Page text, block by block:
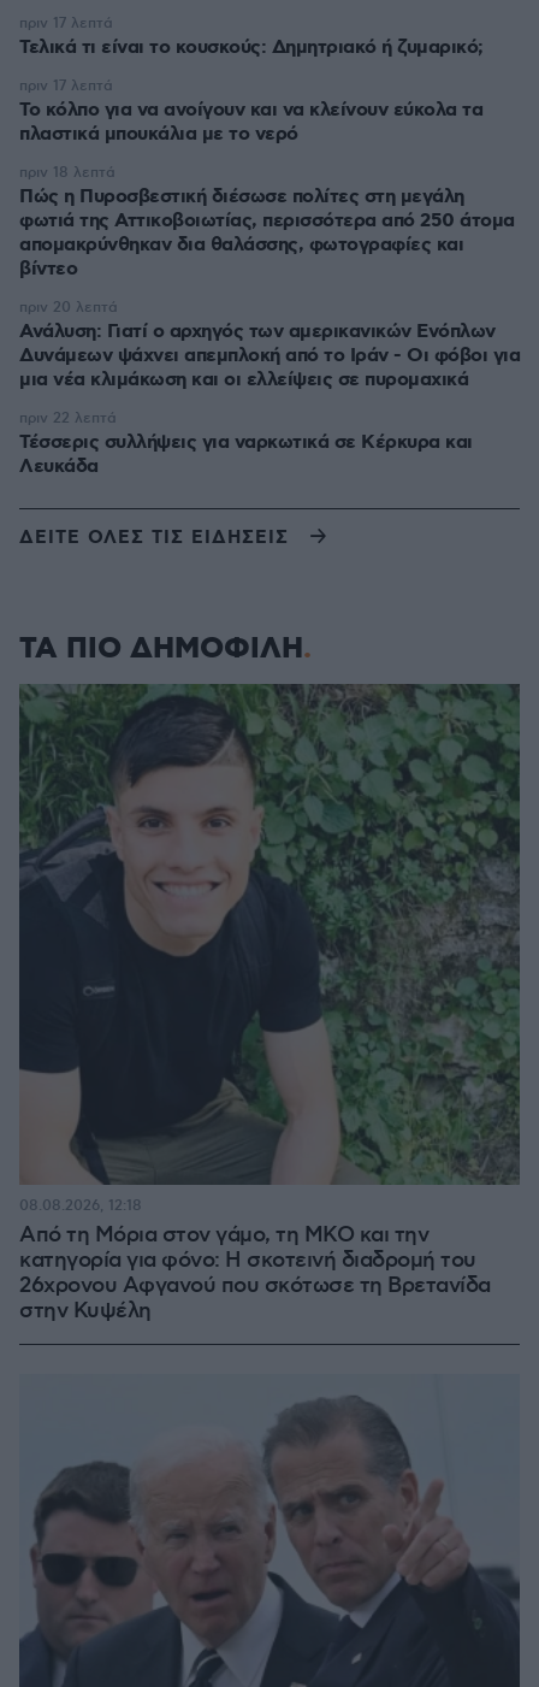
Τελικά τι είναι το κουσκούς: Δημητριακό ή ζυμαρικό;
πριν 17 λεπτά
Το κόλπο για να ανοίγουν και να κλείνουν εύκολα τα
πλαστικά μπουκάλια με το νερό
πριν 17 λεπτά
Πώς η Πυροσβεστική διέσωσε πολίτες στη μεγάλη
φωτιά της Αττικοβοιωτίας, περισσότερα από 250 άτομα
απομακρύνθηκαν δια θαλάσσης, φωτογραφίες και
βίντεο
πριν 18 λεπτά
Ανάλυση: Γιατί ο αρχηγός των αμερικανικών Ενόπλων
Δυνάμεων ψάχνει απεμπλοκή από το Ιράν - Οι φόβοι για
μια νέα κλιμάκωση και οι ελλείψεις σε πυρομαχικά
πριν 20 λεπτά
Τέσσερις συλλήψεις για ναρκωτικά σε Κέρκυρα και
Λευκάδα
πριν 22 λεπτά
ΔΕΙΤΕ ΟΛΕΣ ΤΙΣ ΕΙΔΗΣΕΙΣ
ΤΑ ΠΙΟ ΔΗΜΟΦΙΛΗ
Από τη Μόρια στον γάμο, τη ΜΚΟ και την
κατηγορία για φόνο: Η σκοτεινή διαδρομή του
26χρονου Αφγανού που σκότωσε τη Βρετανίδα
στην Κυψέλη
08.08.2026, 12:18